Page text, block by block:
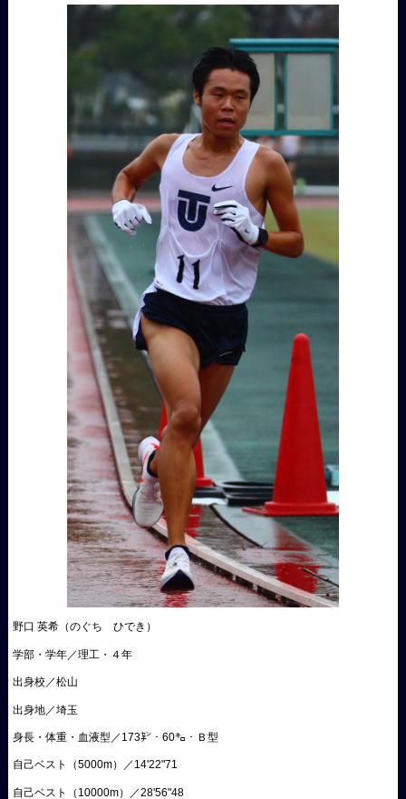
野口 英希（のぐち ひでき）
学部・学年／理工・４年
出身校／松山
出身地／埼玉
身長・体重・血液型／173㌢・60㌔・Ｂ型
自己ベスト（5000m）／14'22"71
自己ベスト（10000m）／28'56"48